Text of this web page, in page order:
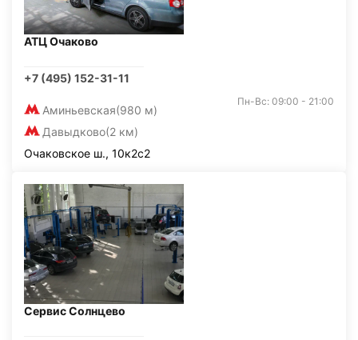
АТЦ Очаково
+7 (495) 152-31-11
Аминьевская(980 м)
Давыдково(2 км)
Пн-Вс: 09:00 - 21:00
Очаковское ш., 10к2с2
Сервис Солнцево